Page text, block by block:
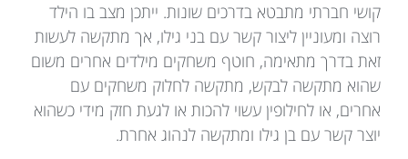
קושי חברתי מתבטא בדרכים שונות. ייתכן מצב בו הילד
רוצה ומעוניין ליצור קשר עם בני גילו, אך מתקשה לעשות
זאת בדרך מתאימה, חוטף משחקים מילדים אחרים משום
שהוא מתקשה לבקש, מתקשה לחלוק משחקים עם
אחרים, או לחילופין עשוי להכות או לגעת חזק מידי כשהוא
יוצר קשר עם בן גילו ומתקשה לנהוג אחרת.